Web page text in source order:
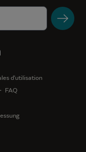
d'utilisation
FAQ